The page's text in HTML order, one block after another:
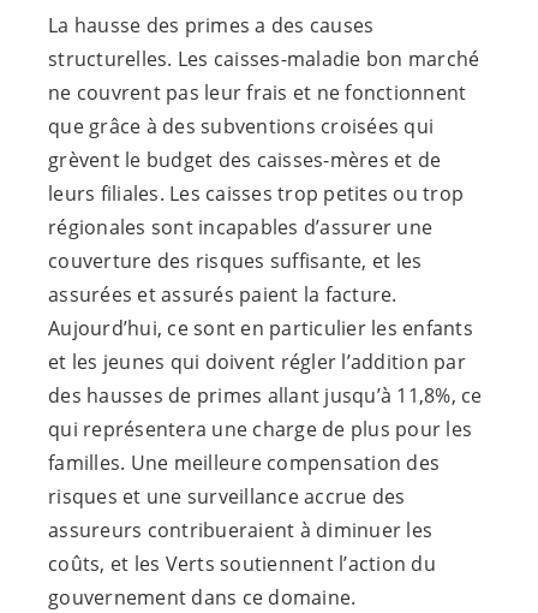
La hausse des primes a des causes
structurelles. Les caisses-maladie bon marché
ne couvrent pas leur frais et ne fonctionnent
que grâce à des subventions croisées qui
grèvent le budget des caisses-mères et de
leurs filiales. Les caisses trop petites ou trop
régionales sont incapables d’assurer une
couverture des risques suffisante, et les
assurées et assurés paient la facture.
Aujourd’hui, ce sont en particulier les enfants
et les jeunes qui doivent régler l’addition par
des hausses de primes allant jusqu’à 11,8%, ce
qui représentera une charge de plus pour les
familles. Une meilleure compensation des
risques et une surveillance accrue des
assureurs contribueraient à diminuer les
coûts, et les Verts soutiennent l’action du
gouvernement dans ce domaine.